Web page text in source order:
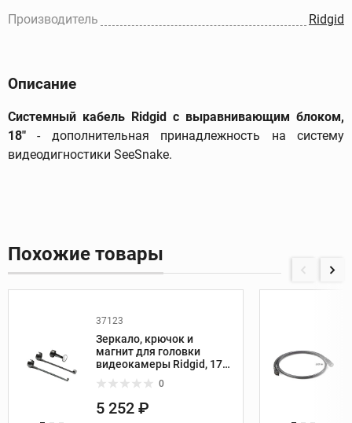
Производитель
Ridgid
Описание
Системный кабель Ridgid с выравнивающим блоком,
18"- дополнительная принадлежность на систему
видеодигностики SeeSnake.
Похожие товары
37123
Зеркало, крючок и
магнит для головки
видеокамеры Ridgid, 17
0
5 252 ₽